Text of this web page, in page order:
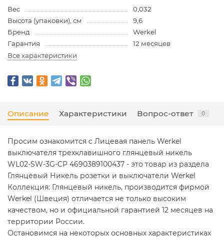
Вес
0,032
Высота (упаковки), см
9,6
Бренд
Werkel
Гарантия
12 месяцев
Все характеристики
Описание Характеристики Вопрос-ответ 0
Просим ознакомится с Лицевая панель Werkel
выключателя трехклавишного глянцевый никель
WL02-SW-3G-CP 4690389100437 - это товар из раздела
Глянцевый Никель розетки и выключатели Werkel
Коллекция: Глянцевый никель, производится фирмой
Werkel (Швеция) отличается не только высоким
качеством, но и официальной гарантией 12 месяцев на
территории России.
Остановимся на некоторых основных характеристиках